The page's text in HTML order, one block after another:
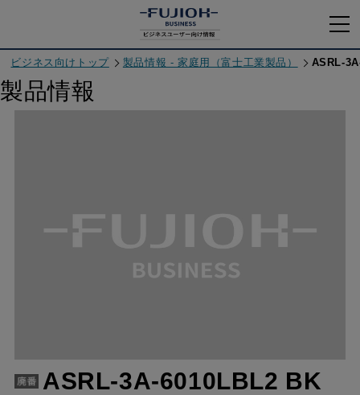
ビジネス向けトップ 製品情報 - 家庭用（富士工業製品） ASRL-
製品情報
ASRL-3A-6010LBL2 BK